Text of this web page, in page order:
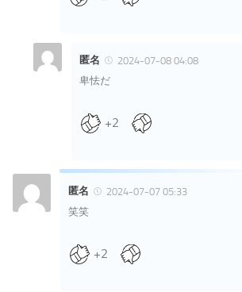
匿名
2024-07-08 04:08
卑怯だ
+2
匿名
2024-07-07 05:33
笑笑
+2